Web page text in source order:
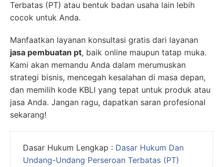
Terbatas (PT) atau bentuk badan usaha lain lebih
cocok untuk Anda.
Manfaatkan layanan konsultasi gratis dari layanan
jasa pembuatan pt, baik online maupun tatap muka.
Kami akan memandu Anda dalam merumuskan
strategi bisnis, mencegah kesalahan di masa depan,
dan memilih kode KBLI yang tepat untuk produk atau
jasa Anda. Jangan ragu, dapatkan saran profesional
sekarang!
Dasar Hukum Lengkap : Dasar Hukum Dan
Undang-Undang Perseroan Terbatas (PT)